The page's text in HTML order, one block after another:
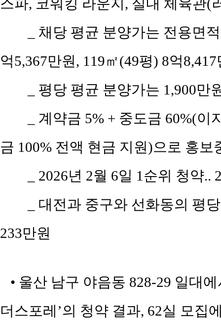
스파, 코워킹 라운지, 실내 체육관(
_ 채당 평균 분양가는 전용면
억5,367만원, 119㎡(49평) 8억
_ 평당 평균 분양가는 1,900
_ 계약금 5% + 중도금 60%(
금 100% 전액 현금 지원)으로 홍보
_ 2026년 2월 6일 1순위 청약
_ 대전과 중구와 선화동의 평
233만원
• 울산 남구 야음동 828-29 일대
더스포레’의 청약 결과, 62실 모집